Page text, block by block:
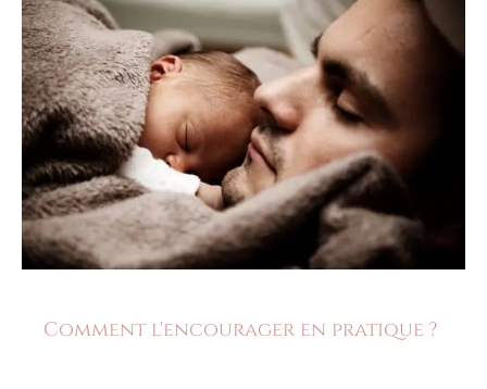
Comment l'encourager en pratique ?